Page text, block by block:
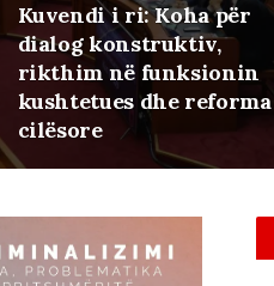
Kuvendi i ri: Koha për
dialog konstruktiv,
rikthim në funksionin
kushtetues dhe reforma
cilësore